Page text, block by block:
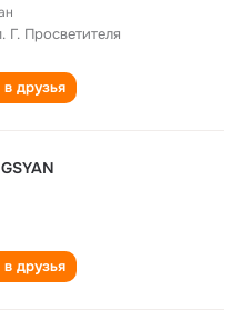
Просветителя
друзья
друзья